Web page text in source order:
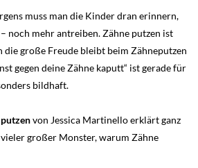
muss man die Kinder dran erinnern,
noch mehr antreiben. Zähne putzen ist
die große Freude bleibt beim Zähneputzen
gegen deine Zähne kaputt“ ist gerade für
bildhaft.
von Jessica Martinello erklärt ganz
großer Monster, warum Zähne